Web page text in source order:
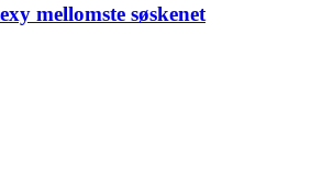
mellomste søskenet